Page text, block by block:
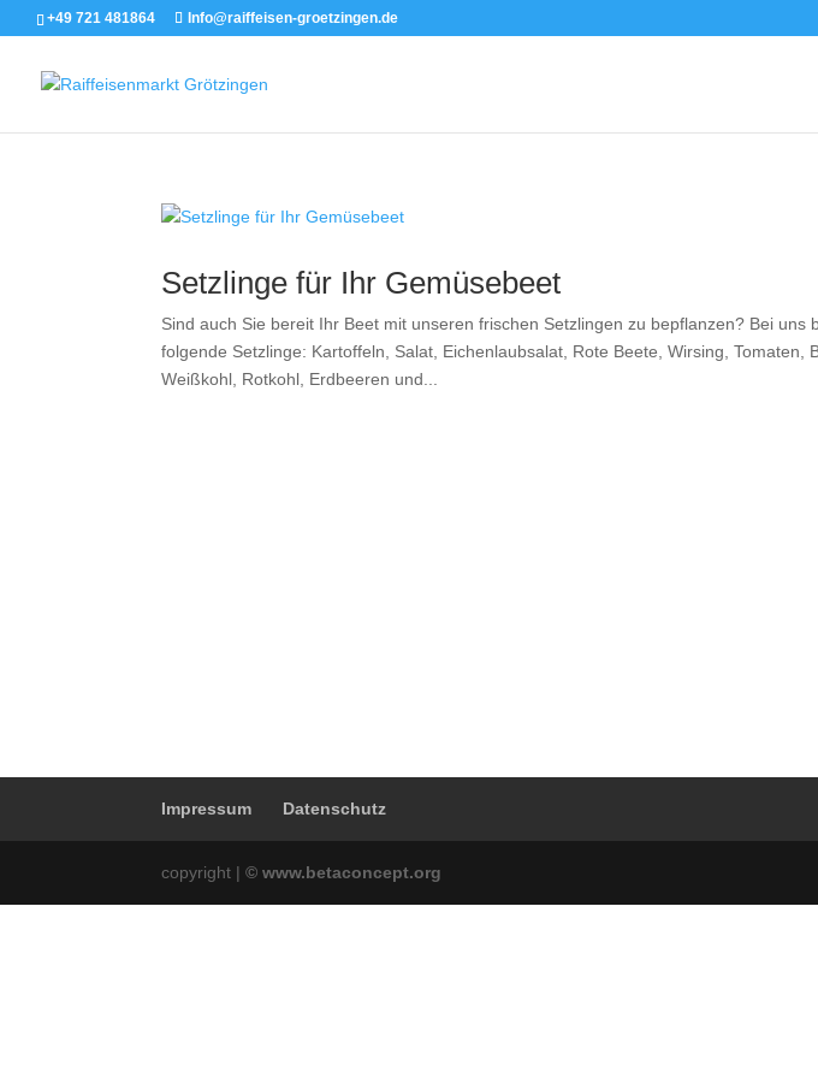
+49 721 481864 Info@raiffeisen-groetzingen.de
Setzlinge für Ihr Gemüsebeet
Sind auch Sie bereit Ihr Beet mit unseren frischen Setzlingen zu bepflanzen? Bei uns
folgende Setzlinge: Kartoffeln, Salat, Eichenlaubsalat, Rote Beete, Wirsing, Tomaten,
Weißkohl, Rotkohl, Erdbeeren und...
Impressum Datenschutz
copyright |© www.betaconcept.org